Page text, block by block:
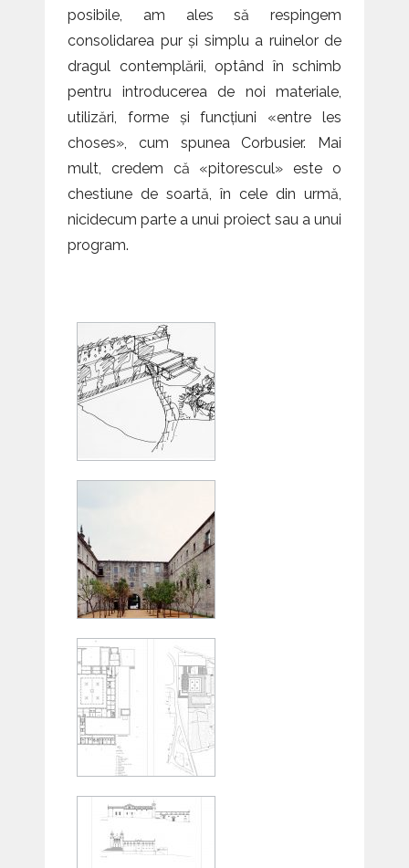
posibile, am ales să respingem
consolidarea pur și simplu a ruinelor de
dragul contemplării, optând în schimb
pentru introducerea de noi materiale,
utilizări, forme și funcțiuni «entre les
choses», cum spunea Corbusier. Mai
mult, credem că «pitorescul» este o
chestiune de soartă, în cele din urmă,
nicidecum parte a unui proiect sau a unui
program.